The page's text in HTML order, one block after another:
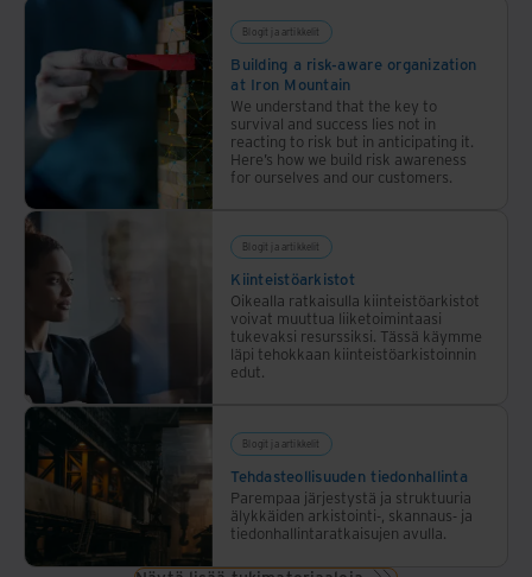
Blogit ja artikkelit
Building a risk-aware organization
at Iron Mountain
We understand that the key to
survival and success lies not in
reacting to risk but in anticipating it.
Here’s how we build risk awareness
for ourselves and our customers.
Blogit ja artikkelit
Kiinteistöarkistot
Oikealla ratkaisulla kiinteistöarkistot
voivat muuttua liiketoimintaasi
tukevaksi resurssiksi. Tässä käymme
läpi tehokkaan kiinteistöarkistoinnin
edut.
Blogit ja artikkelit
Tehdasteollisuuden tiedonhallinta
Parempaa järjestystä ja struktuuria
älykkäiden arkistointi-, skannaus- ja
tiedonhallintaratkaisujen avulla.